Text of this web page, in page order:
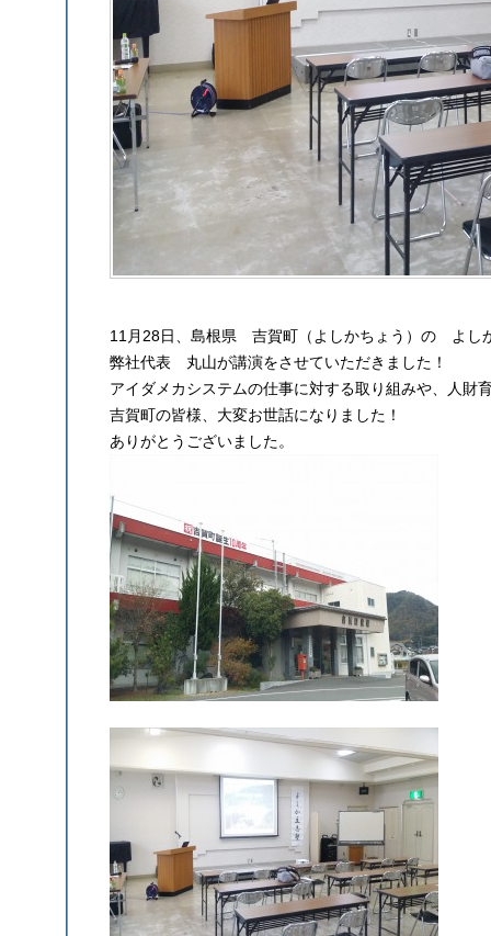
11月28日、島根県 吉賀町（よしかちょう）の よし
弊社代表 丸山が講演をさせていただきました！
アイダメカシステムの仕事に対する取り組みや、人財
吉賀町の皆様、大変お世話になりました！
ありがとうございました。